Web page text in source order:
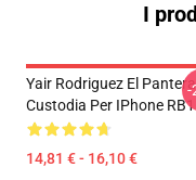
I
Yair Rodriguez El Pantera
Custodia Per IPhone
14,81 € - 16,10 €
-